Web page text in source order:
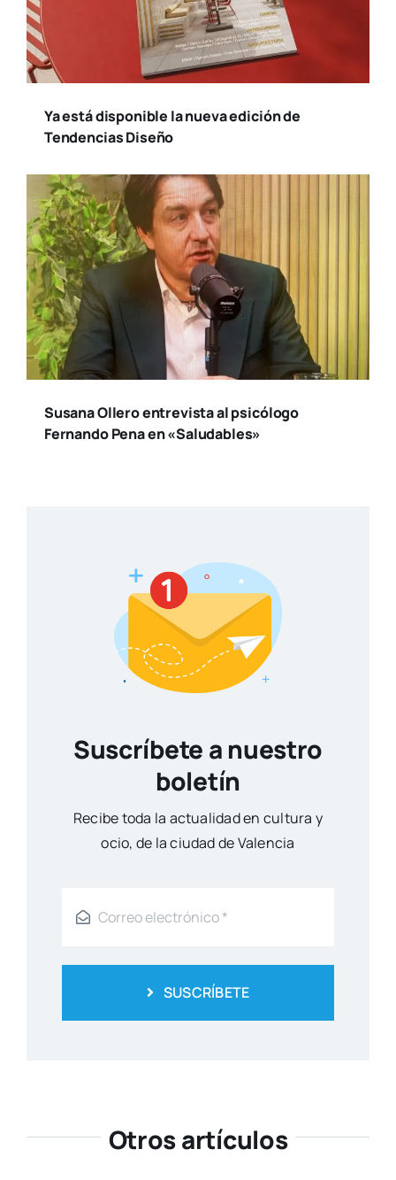
Ya está disponible la nueva edición de
Tendencias Diseño
Susana Ollero entrevista al psicólogo
Fernando Pena en «Saludables»
Suscríbete a nuestro
boletín
Reci­be toda la actua­li­dad en cul­tu­ra y
ocio, de la ciu­dad de Valen­cia
SUSCRÍBETE
Otros artículos